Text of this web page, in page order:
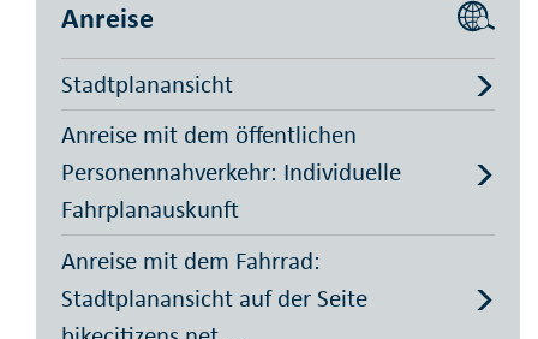
Anreise
Stadtplanansicht
Anreise mit dem öffentlichen
Personennahverkehr: Individuelle
Fahrplanauskunft
Anreise mit dem Fahrrad:
Stadtplanansicht auf der Seite